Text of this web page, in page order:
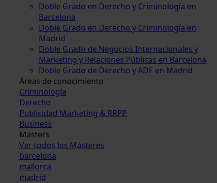
Doble Grado en Derecho y Criminología en
Barcelona
Doble Grado en Derecho y Criminología en
Madrid
Doble Grado de Negocios Internacionales y
Marketing y Relaciones Públicas en Barcelona
Doble Grado de Derecho y ADE en Madrid
Áreas de conocimiento
Criminología
Derecho
Publicidad Marketing & RRPP
Business
Másters
Ver todos los Másteres
barcelona
mallorca
madrid